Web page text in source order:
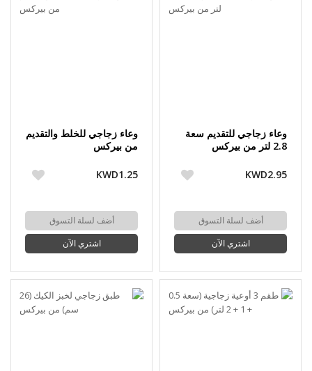
وعاء زجاجي للتقديم سعة
2.8 لتر من بيركس
KWD2.95
أضف لسلة التسوق
اشتري الآن
وعاء زجاجي للخلط والتقديم
من بيركس
KWD1.25
أضف لسلة التسوق
اشتري الآن